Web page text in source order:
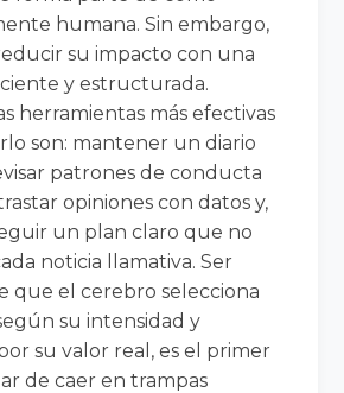
humana. Sin embargo,
su impacto con una
y estructurada.
herramientas más efectivas
son: mantener un diario
patrones de conducta
opiniones con datos y,
un plan claro que no
noticia llamativa. Ser
que el cerebro selecciona
su intensidad y
su valor real, es el primer
de caer en trampas